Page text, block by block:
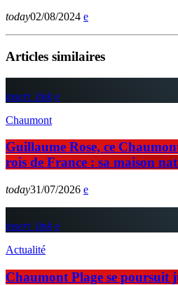
today02/08/2024
Articles similaires
insert_link
Chaumont
Guillaume Rose, ce
rois de France : sa maison
today31/07/2026
insert_link
Actualité
Chaumont Plage se poursuit